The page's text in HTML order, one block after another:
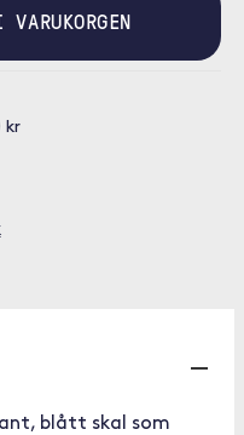
kr
blått skal som